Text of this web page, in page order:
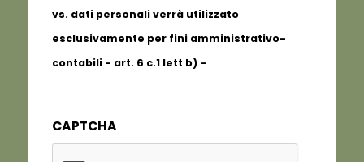
vs. dati personali verrà utilizzato
esclusivamente per fini amministrativo-
contabili - art. 6 c.1 lett b) -
CAPTCHA